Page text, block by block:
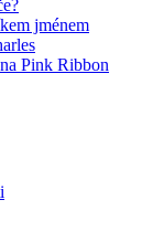
jménem
Pink Ribbon